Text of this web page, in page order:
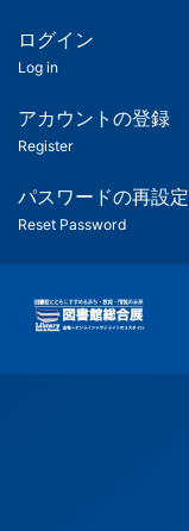
ツ
匿
名
ユ
ー
ー
用
メ
ログイン
Log in
アカウントの登録
Register
パスワードの再設定
Reset Password